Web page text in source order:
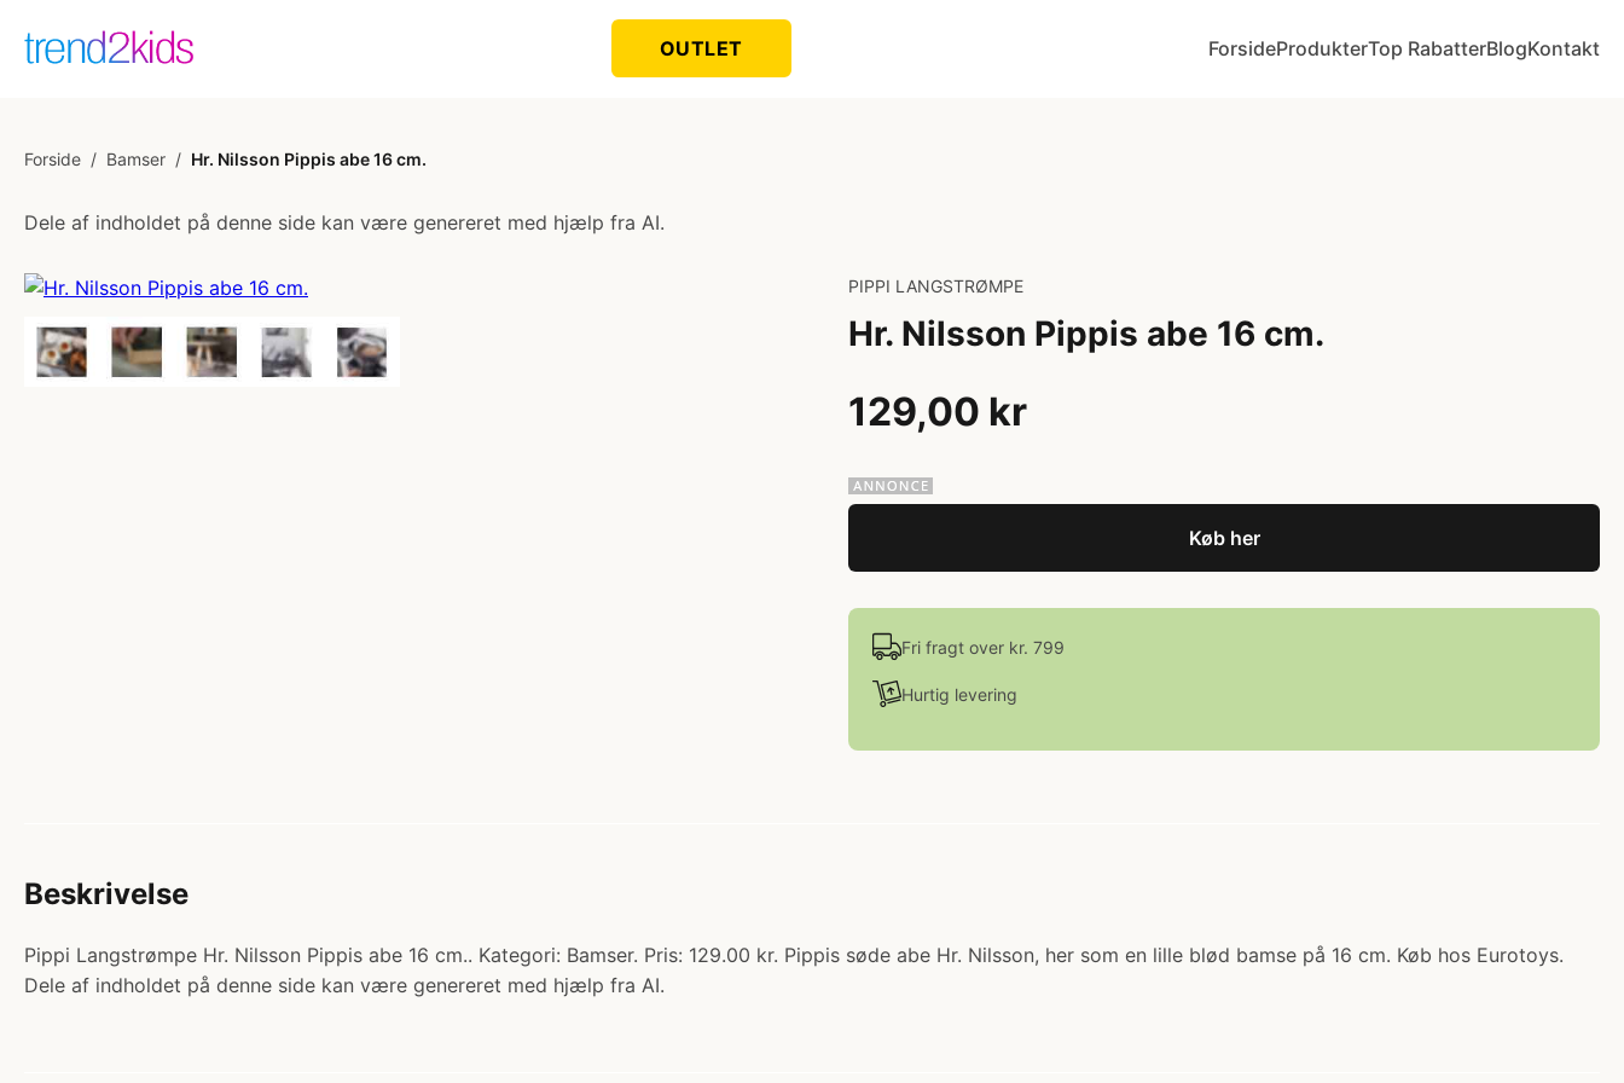
OUTLET ForsideProdukterTop RabatterBlogKontakt
Forside / Bamser / Hr. Nilsson Pippis abe 16 cm.
Dele af indholdet på denne side kan være genereret med hjælp fra AI.
PIPPI LANGSTRØMPE
Hr. Nilsson Pippis abe 16 cm.
129,00 kr
Køb her
Fri fragt over kr. 799
Hurtig levering
Beskrivelse
Pippi Langstrømpe Hr. Nilsson Pippis abe 16 cm.. Kategori: Bamser. Pris: 129.00 kr. Pippis søde abe Hr. Nilsson, her som en lille blød bamse på 16 cm. Køb hos Eurotoys.
Dele af indholdet på denne side kan være genereret med hjælp fra AI.